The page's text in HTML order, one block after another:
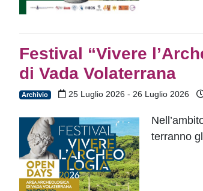
Festival “Vivere
di Vada Volaterrana
Archivio 25 Luglio 2026 - 26 Luglio 2026
terranno